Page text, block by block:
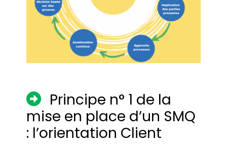
Principe n° 1 de la
mise en place d’un SMQ
: l’orientation Client